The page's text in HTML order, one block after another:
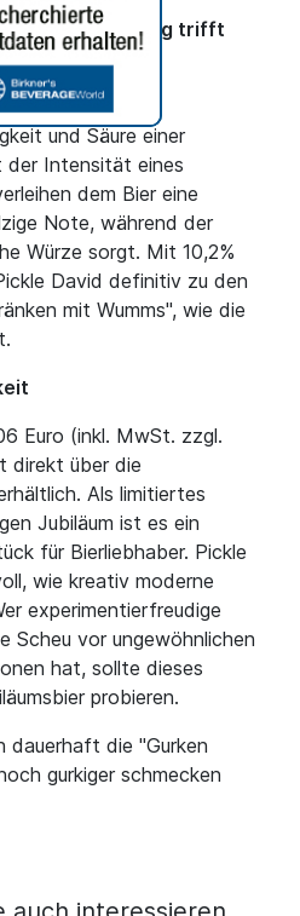
Erfrischung trifft
verbindet die
und Säure einer
der Intensität eines
dem Bier eine
Note, während der
Würze sorgt. Mit 10,2%
David definitiv zu den
mit Wumms", wie die
Euro (inkl. MwSt. zzgl.
direkt über die
Als limitiertes
Jubiläum ist es ein
für Bierliebhaber. Pickle
wie kreativ moderne
experimentierfreudige
Scheu vor ungewöhnlichen
hat, sollte dieses
probieren.
dauerhaft die "Gurken
gurkiger schmecken